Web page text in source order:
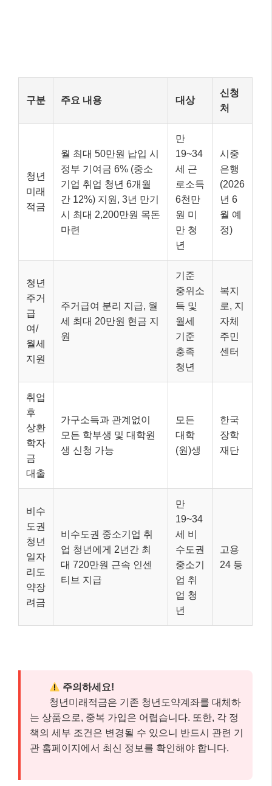
구분 주요 내용 대상
신청
처
청년
미래
적금
월 최대 50만원 납입 시
정부 기여금 6% (중소
기업 취업 청년 6개월
간 12%) 지원, 3년 만기
시 최대 2,200만원 목돈
마련
만
19~34
세 근
로소득
6천만
원 미
만 청
년
시중
은행
(2026
년 6
월 예
정)
청년
주거
급
여/
월세
지원
주거급여 분리 지급, 월
세 최대 20만원 현금 지
원
기준
중위소
득 및
월세
기준
충족
청년
복지
로, 지
자체
주민
센터
취업
후
상환
학자
금
대출
가구소득과 관계없이
모든 학부생 및 대학원
생 신청 가능
모든
대학
(원)생
한국
장학
재단
비수
도권
청년
일자
리도
약장
려금
비수도권 중소기업 취
업 청년에게 2년간 최
대 720만원 근속 인센
티브 지급
만
19~34
세 비
수도권
중소기
업 취
업 청
년
고용
24 등
주의하세요!
청년미래적금은 기존 청년도약계좌를 대체하
는 상품으로, 중복 가입은 어렵습니다. 또한, 각 정
책의 세부 조건은 변경될 수 있으니 반드시 관련 기
관 홈페이지에서 최신 정보를 확인해야 합니다.